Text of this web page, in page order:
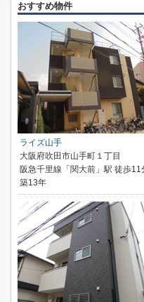
おすすめ物件
ライズ山手
大阪府吹田市山手町１丁目
阪急千里線「関大前」駅 徒歩11
築13年